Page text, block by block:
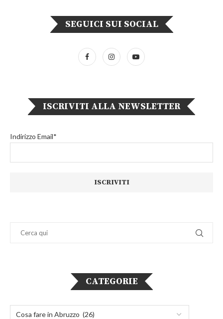
SEGUICI SUI SOCIAL
ISCRIVITI ALLA NEWSLETTER
Indirizzo Email*
CATEGORIE